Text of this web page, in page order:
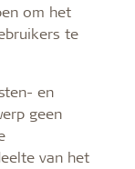
om het
te
en
geen
van het